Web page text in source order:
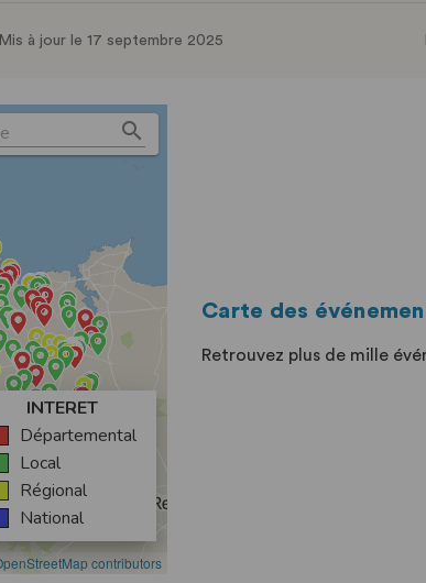
Mis à jour le 17 septembre 2025
Carte des
Retrouvez plus de mille